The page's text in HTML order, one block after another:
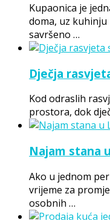
Kupaonica je
doma, uz kuhinju
savršeno …
Dječja
Kod odraslih
prostora, dok
Najam stana
Ako u jednom
vrijeme za
osobnih …